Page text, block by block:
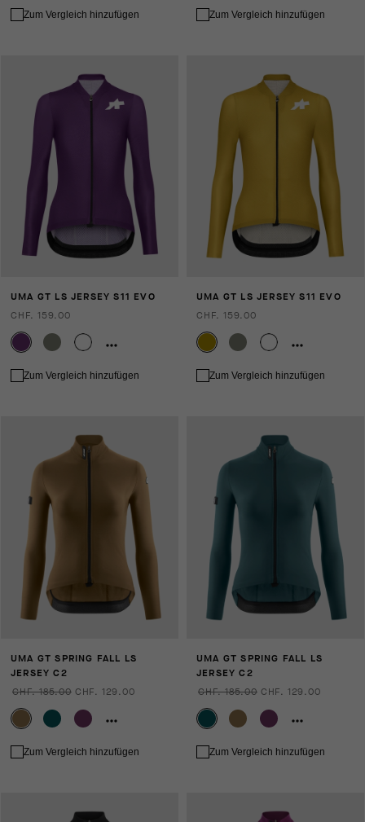
Zum Vergleich hinzufügen Zum Vergleich hinzufügen
UMA GT LS JERSEY S11 EVO
CHF. 159.00
Zum Vergleich hinzufügen
UMA GT LS JERSEY S11 EVO
CHF. 159.00
Zum Vergleich hinzufügen
UMA GT SPRING FALL LS
JERSEY C2
CHF. 185.00 CHF. 129.00
Zum Vergleich hinzufügen
UMA GT SPRING FALL LS
JERSEY C2
CHF. 185.00 CHF. 129.00
Zum Vergleich hinzufügen